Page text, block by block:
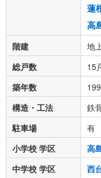
蓮
高
階建
地
総戸数
15
築年数
構造・工法
鉄
駐車場
有
小学校 学区
高
中学校 学区
西